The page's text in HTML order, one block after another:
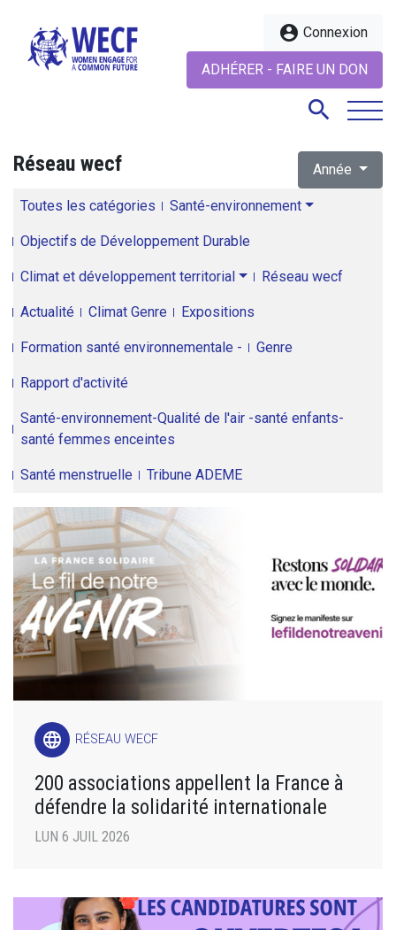
account_circle Connexion
ADHÉRER - FAIRE UN DON
search
Réseau wecf Année
Toutes les catégories Santé-environnement
Objectifs de Développement Durable
Climat et développement territorial Réseau wecf
Actualité Climat Genre Expositions
Formation santé environnementale - Genre
Rapport d'activité
Santé-environnement-Qualité de l'air -santé enfants-
santé femmes enceintes
Santé menstruelle Tribune ADEME
language RÉSEAU WECF
200 associations appellent la France à
défendre la solidarité internationale
LUN 6 JUIL 2026